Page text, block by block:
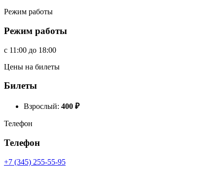
Режим работы
Режим работы
c 11:00 до 18:00
Цены на билеты
Билеты
Взрослый: 400 ₽
Телефон
Телефон
+7 (345) 255-55-95